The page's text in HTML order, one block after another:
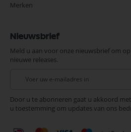
Merken
Nieuwsbrief
Meld u aan voor onze nieuwsbrief om
nieuwe releases.
onze
nieuwsbrief
Door u te abonneren gaat u akkoord
u toestemming om updates van ons